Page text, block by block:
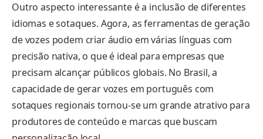
Outro aspecto interessante é a inclusão de diferentes
idiomas e sotaques. Agora, as ferramentas de geração
de vozes podem criar áudio em várias línguas com
precisão nativa, o que é ideal para empresas que
precisam alcançar públicos globais. No Brasil, a
capacidade de gerar vozes em português com
sotaques regionais tornou-se um grande atrativo para
produtores de conteúdo e marcas que buscam